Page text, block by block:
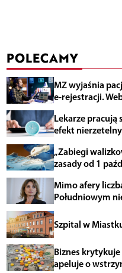
POLECAMY
MZ wyjaśnia
e-rejestracji.
Lekarze pracują
efekt
„Zabiegi
zasady od 1
Mimo afery
Południowym
Szpital w
Biznes
apeluje o